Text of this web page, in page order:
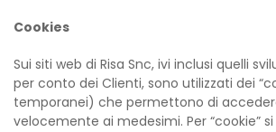
Cookies
Sui siti web di Risa Snc, ivi inclusi quelli
per conto dei Clienti, sono utilizzati dei
temporanei) che permettono di
velocemente ai medesimi. Per “cookie”